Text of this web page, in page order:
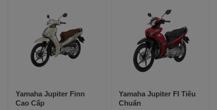
Yamaha Jupiter Finn
Cao Cấp
Yamaha Jupiter FI Tiêu
Chuẩn